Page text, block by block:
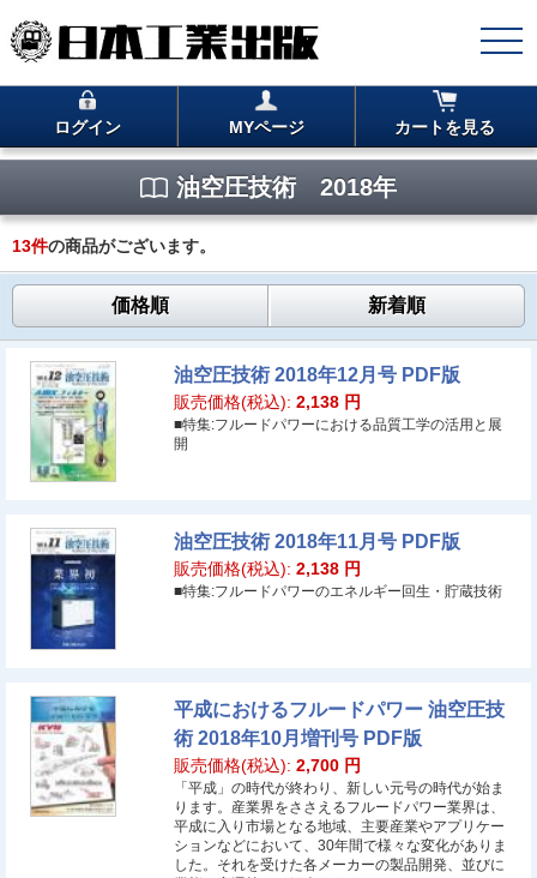
ログイン MYページ カートを見る
油空圧技術 2018年
13件の商品がございます。
価格順 新着順
油空圧技術 2018年12月号 PDF版
販売価格(税込): 2,138 円
■特集:フルードパワーにおける品質工学の活用と展
開
油空圧技術 2018年11月号 PDF版
販売価格(税込): 2,138 円
■特集:フルードパワーのエネルギー回生・貯蔵技術
平成におけるフルードパワー 油空圧技
術 2018年10月増刊号 PDF版
販売価格(税込): 2,700 円
「平成」の時代が終わり、新しい元号の時代が始ま
ります。産業界をささえるフルードパワー業界は、
平成に入り市場となる地域、主要産業やアプリケー
ションなどにおいて、30年間で様々な変化がありま
した。それを受けた各メーカーの製品開発、並びに